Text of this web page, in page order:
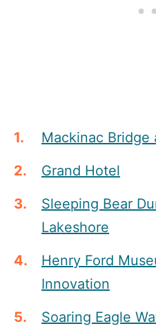
Mackinac Bridge
Grand Hotel
Sleeping Bear
Lakeshore
Henry Ford
Innovation
Soaring Eagle